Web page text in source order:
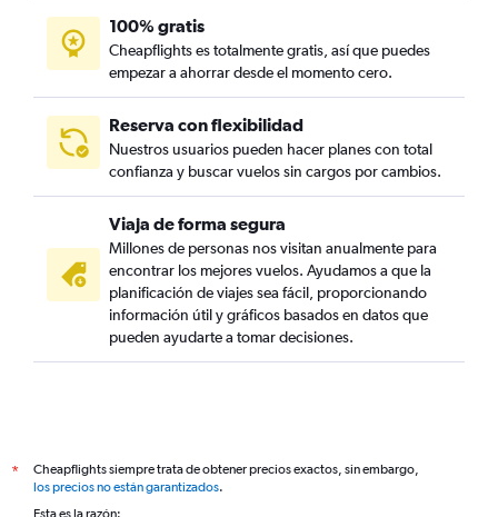
100% gratis
Cheapflights es totalmente gratis, así que puedes
empezar a ahorrar desde el momento cero.
Reserva con flexibilidad
Nuestros usuarios pueden hacer planes con total
confianza y buscar vuelos sin cargos por cambios.
Viaja de forma segura
Millones de personas nos visitan anualmente para
encontrar los mejores vuelos. Ayudamos a que la
planificación de viajes sea fácil, proporcionando
información útil y gráficos basados en datos que
pueden ayudarte a tomar decisiones.
*
Cheapflights siempre trata de obtener precios exactos, sin embargo,
los precios no están garantizados.
Esta es la razón: